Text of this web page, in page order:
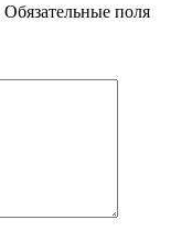
Обязательные поля